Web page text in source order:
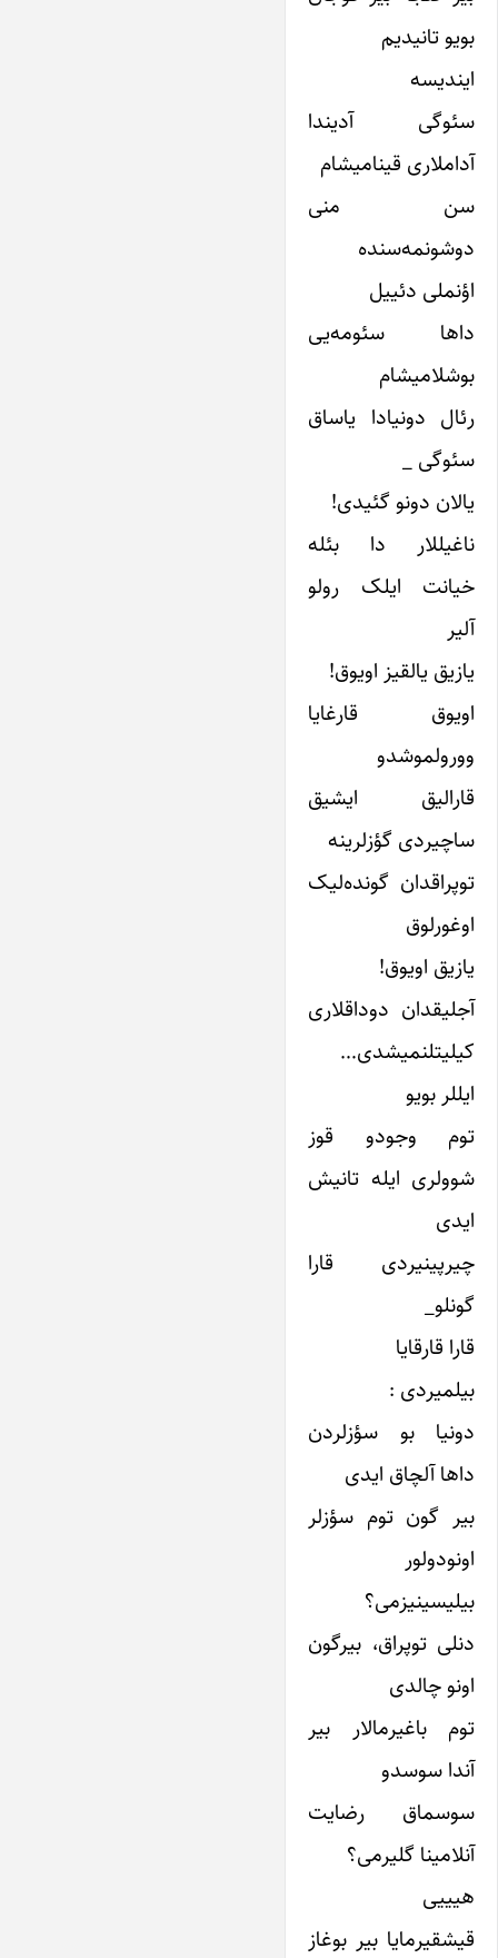
بویو تانیدیم
ایندیسه
سئوگی آدیندا
آداملاری قینامیشام
سن منی
دوشونمه‌سنده
اؤنملی دئییل
داها سئومه‌یی
بوشلامیشام
رئال دونیادا یاساق
سئوگی _
یالان دونو گئیدی!
ناغیللار دا بئله
خیانت ایلک رولو
آلیر
یازیق یالقیز اویوق!
اویوق قارغایا
وورولموشدو
قارالیق ایشیق
ساچیردی گؤزلرینه
توپراقدان گونده‌لیک
اوغورلوق
یازیق اویوق!
آجلیقدان دوداقلاری
کیلیتلنمیشدی…
ایللر بویو
توم وجودو قوز
شوولری ایله تانیش
ایدی
چیرپینیردی قارا
گونلو_
قارا قارقایا
بیلمیردی :
دونیا بو سؤزلردن
داها آلچاق ایدی
بیر گون توم سؤزلر
اونودولور
بیلیسینیزمی؟
دنلی توپراق، بیرگون
اونو چالدی
توم باغیرمالار بیر
آندا سوسدو
سوسماق رضایت
آنلامینا گلیرمی؟
هیییی
قیشقیرمایا بیر بوغاز